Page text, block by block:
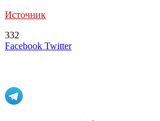
Источник
332
Facebook TwitterLinkedIn
Tumblr
Reddit
Вконтакте
Одноклассники
Skype
Messenger
Messenger
WhatsApp
Telegram
Viber
Line
Поделиться
Печатать